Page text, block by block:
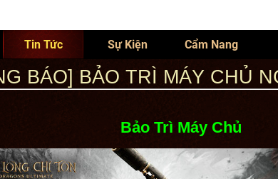
Tin Tức Sự Kiện Cẩm Nang
BÁO] BẢO TRÌ MÁY CHỦ
Bảo Trì Máy Chủ